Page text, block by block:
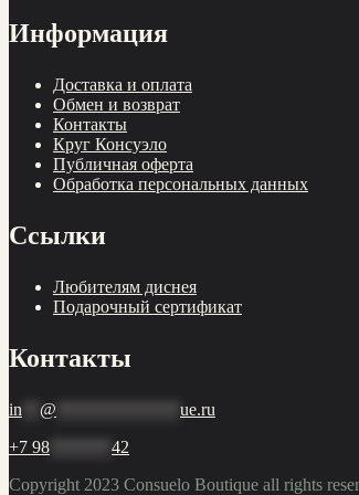
Информация
Доставка и оплата
Обмен и возврат
Контакты
Круг Консуэло
Публичная оферта
Обработка персональных данных
Ссылки
Любителям диснея
Подарочный сертификат
Контакты
in @
ue.ru
+7 98
42
Copyright 2023 Consuelo Boutique all rights